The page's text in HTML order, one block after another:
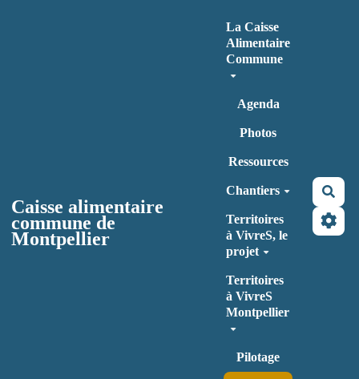
Caisse alimentaire
commune de
Montpellier
La Caisse
Alimentaire
Commune
Agenda
Photos
Ressources
Chantiers
Territoires
à VivreS, le
projet
Territoires
à VivreS
Montpellier
Pilotage